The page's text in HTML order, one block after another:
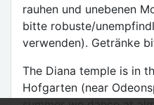
rauhen und unebenen
bitte robuste/
verwenden). Getränke
The Diana temple is in
Hofgarten (near